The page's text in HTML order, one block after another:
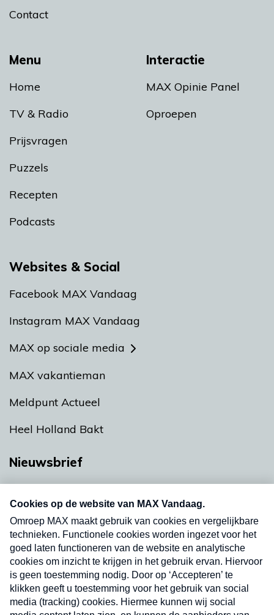
Menu
Home
TV & Radio
Prijsvragen
Puzzels
Recepten
Podcasts
Interactie
MAX Opinie Panel
Oproepen
Contact
Websites & Social
Facebook MAX Vandaag
Instagram MAX Vandaag
MAX op sociale media
MAX vakantieman
Meldpunt Actueel
Heel Holland Bakt
Nieuwsbrief
nieuwsbrief. Elke vrijdag- en dinsdagochtend in
uw mailbox.
Verzend